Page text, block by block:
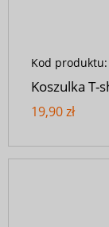
Kod produktu:
Koszulka T-
19,90 zł